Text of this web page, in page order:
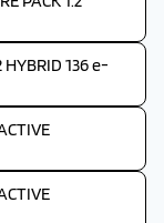
HYBRID 136 e-